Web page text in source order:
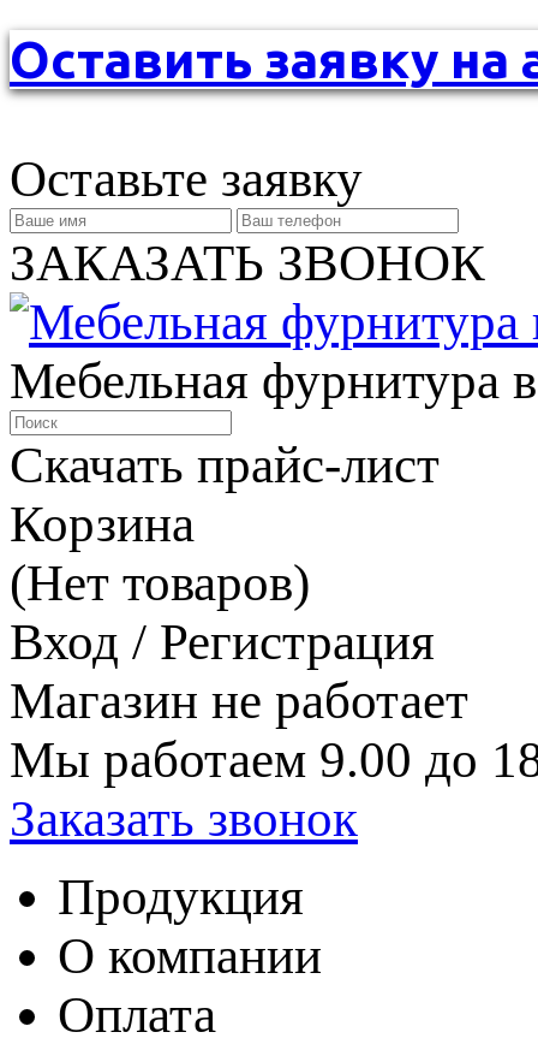
Оставить заявку на
Оставьте заявку
ЗАКАЗАТЬ ЗВОНОК
Мебельная фурнитура
Скачать прайс-лист
Корзина
(Нет товаров)
Вход / Регистрация
Магазин не работает
Мы работаем 9.00 до
Заказать звонок
Продукция
О компании
Оплата